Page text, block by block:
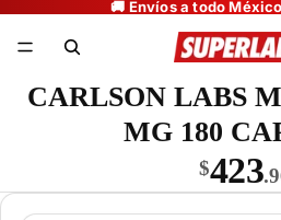
CARLSON LABS
MG 180
$423